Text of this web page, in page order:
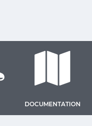
DOCUMENTATION